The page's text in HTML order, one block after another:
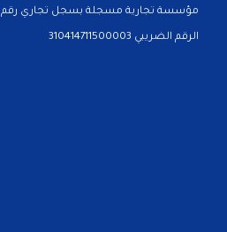
مؤسسة تجارية مسجلة بسجل تجاري رقم 1010589452
الرقم الضريبي 310414711500003